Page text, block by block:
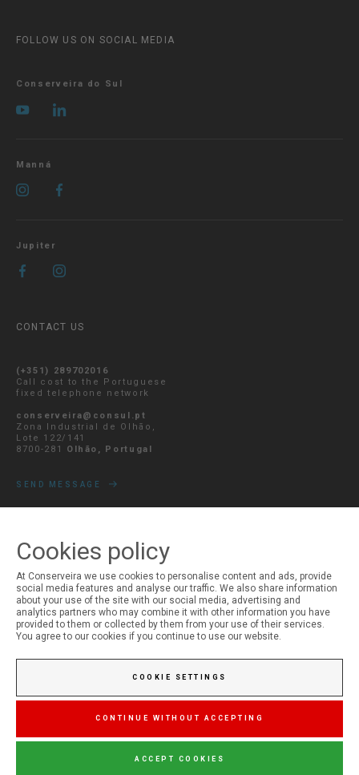
FOLLOW US ON SOCIAL MEDIA
Conserveira do Sul
Manná
Jupiter
CONTACT US
(+351) 289702016
Call cost to the Portuguese
fixed telephone network
conserveira@consul.pt
Zona Industrial de Olhão,
Lote 122/141
8700-281 Olhão, Portugal
SEND MESSAGE
MY ACCOUNT
Login
Registration
Cookies policy
At Conserveira we use cookies to personalise content and ads, provide
social media features and analyse our traffic. We also share information
about your use of the site with our social media, advertising and
analytics partners who may combine it with other information you have
provided to them or collected by them from your use of their services.
You agree to our cookies if you continue to use our website.
COOKIE SETTINGS
CONTINUE WITHOUT ACCEPTING
ACCEPT COOKIES